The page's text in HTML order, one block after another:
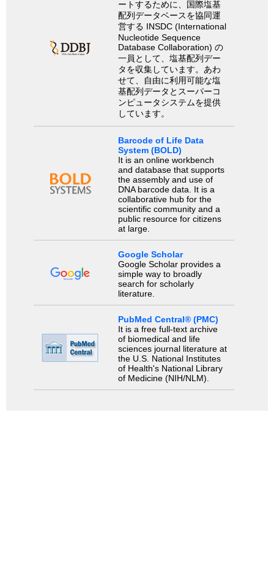
ートするために、国際塩基
配列データベースを協同運
営する INSDC (International
Nucleotide Sequence
Database Collaboration) の
一員として、塩基配列デー
タを収集しています。あわ
せて、自由に利用可能な塩
基配列データとスーパーコ
ンピュータシステムを提供
しています。
Barcode of Life Data
System (BOLD)
It is an online workbench
and database that supports
the assembly and use of
DNA barcode data. It is a
collaborative hub for the
scientific community and a
public resource for citizens
at large.
Google Scholar
Google Scholar provides a
simple way to broadly
search for scholarly
literature.
PubMed Central® (PMC)
It is a free full-text archive
of biomedical and life
sciences journal literature at
the U.S. National Institutes
of Health's National Library
of Medicine (NIH/NLM).